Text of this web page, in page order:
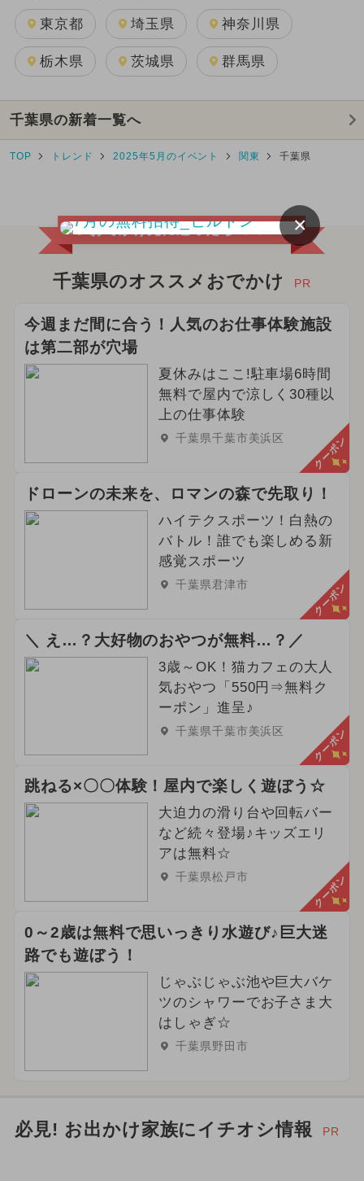
東京都 埼玉県 神奈川県
栃木県 茨城県 群馬県
千葉県の新着一覧へ
TOP トレンド 2025年5月のイベント 関東 千葉県
おでかけ先に迷ったらココ！
千葉県のオススメおでかけ PR
今週まだ間に合う！人気のお仕事体験施設
は第二部が穴場
夏休みはここ!駐車場6時間
無料で屋内で涼しく30種以
上の仕事体験
千葉県千葉市美浜区 クーポン
ドローンの未来を、ロマンの森で先取り！
ハイテクスポーツ！白熱の
バトル！誰でも楽しめる新
感覚スポーツ
千葉県君津市 クーポン
＼ え…？大好物のおやつが無料…？／
3歳～OK！猫カフェの大人
気おやつ「550円⇒無料ク
ーポン」進呈♪
千葉県千葉市美浜区 クーポン
跳ねる×〇〇体験！屋内で楽しく遊ぼう☆
大迫力の滑り台や回転バー
など続々登場♪キッズエリ
アは無料☆
千葉県松戸市 クーポン
0～2歳は無料で思いっきり水遊び♪巨大迷
路でも遊ぼう！
じゃぶじゃぶ池や巨大バケ
ツのシャワーでお子さま大
はしゃぎ☆
千葉県野田市
必見! お出かけ家族にイチオシ情報 PR
×